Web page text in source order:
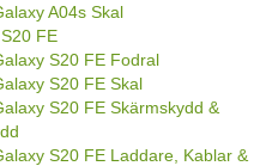
A04s Skal
FE
S20 FE Fodral
S20 FE Skal
S20 FE Skärmskydd &
S20 FE Laddare, Kablar &